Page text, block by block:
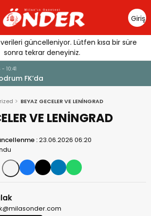
Giriş
Yap
güncelleniyor. Lütfen kısa bir süre
sonra tekrar deneyiniz.
10:41
FK’da
BEYAZ GECELER VE LENİNGRAD
VE LENİNGRAD
:23.06.2026 06:20